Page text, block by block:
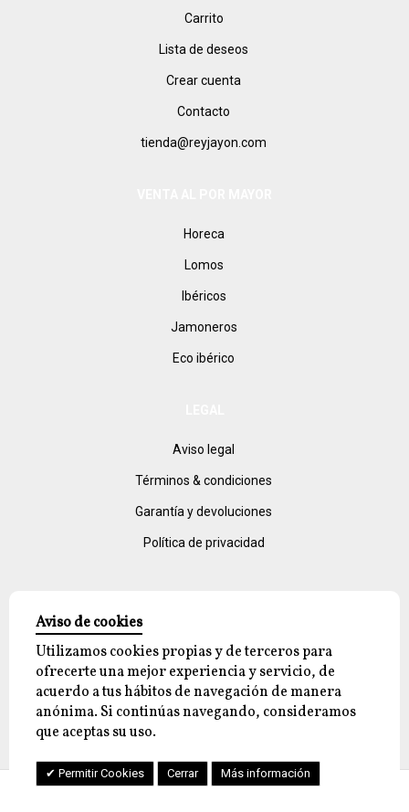
Carrito
Lista de deseos
Crear cuenta
Contacto
tienda@reyjayon.com
Horeca
Lomos
Ibéricos
Jamoneros
Eco ibérico
Aviso legal
Términos & condiciones
Garantía y devoluciones
Política de privacidad
© 2026 reyjayon.com, All Rights Reserved.
Aviso de cookies
Utilizamos cookies propias y de terceros para
ofrecerte una mejor experiencia y servicio, de
acuerdo a tus hábitos de navegación de manera
anónima. Si continúas navegando, consideramos
que aceptas su uso.
Permitir Cookies Cerrar Más información